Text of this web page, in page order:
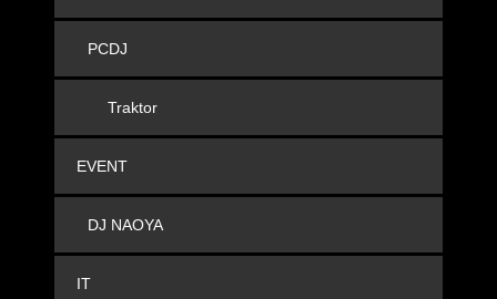
PCDJ
Traktor
EVENT
DJ NAOYA
IT